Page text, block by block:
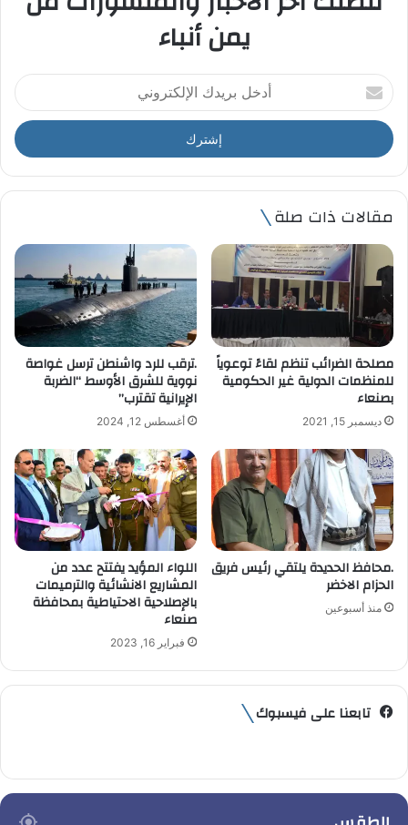
يمن أنباء
أ
د
خ
ل
ر
د
ا
إ
ل
ك
ر
و
ن
ي
مقالات ذات صلة
مصلحة الضرائب تنظم لقاءً توعوياً
للمنظمات الدولية غير الحكومية
بصنعاء
ديسمبر 15, 2021
.ترقب للرد واشنطن ترسل غواصة
نووية للشرق الأوسط “الضربة
الإيرانية تقترب”
أغسطس 12, 2024
.محافظ الحديدة يلتقي رئيس فريق
الحزام الاخضر
منذ أسبوعين
اللواء المؤيد يفتتح عدد من
المشاريع الانشائية والترميمات
بالإصلاحية الاحتياطية بمحافظة
صنعاء
فبراير 16, 2023
تابعنا على فيسبوك